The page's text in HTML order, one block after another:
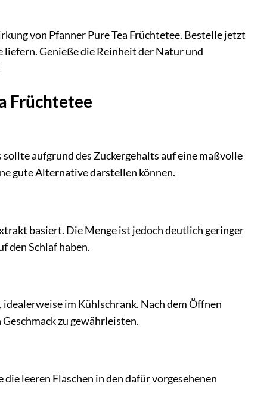
von Pfanner Pure Tea Früchtetee. Bestelle jetzt
liefern. Genieße die Reinheit der Natur und
Früchtetee
aufgrund des Zuckergehalts auf eine maßvolle
gute Alternative darstellen können.
basiert. Die Menge ist jedoch deutlich geringer
den Schlaf haben.
im Kühlschrank. Nach dem Öffnen
zu gewährleisten.
leeren Flaschen in den dafür vorgesehenen